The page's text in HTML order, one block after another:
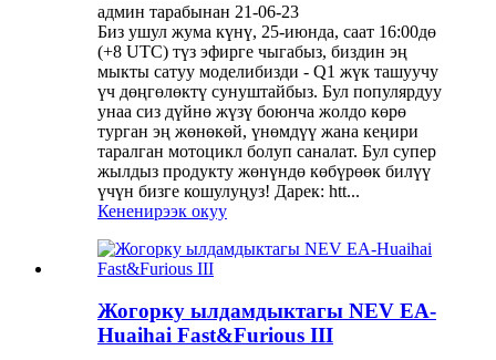
админ тарабынан 21-06-23
Биз ушул жума күнү, 25-июнда, саат 16:00дө
(+8 UTC) түз эфирге чыгабыз, биздин эң
мыкты сатуу моделибизди - Q1 жүк ташуучу
үч дөңгөлөктү сунуштайбыз. Бул популярдуу
унаа сиз дүйнө жүзү боюнча жолдо көрө
турган эң жөнөкөй, үнөмдүү жана кеңири
таралган мотоцикл болуп саналат. Бул супер
жылдыз продукту жөнүндө көбүрөөк билүү
үчүн бизге кошулуңуз! Дарек: htt...
Кененирээк окуу
Жогорку ылдамдыктагы NEV EA-
Huaihai Fast&Furious III